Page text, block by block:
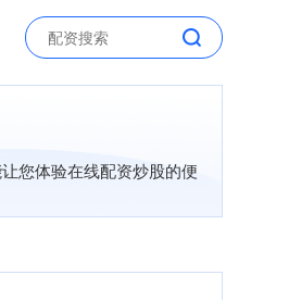
您体验在线配资炒股的便